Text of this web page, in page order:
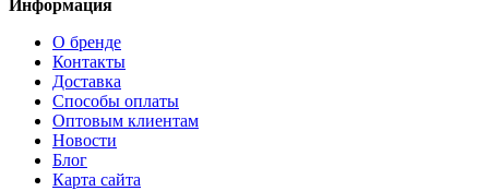
Информация
О бренде
Контакты
Доставка
Способы оплаты
Оптовым клиентам
Новости
Блог
Карта сайта